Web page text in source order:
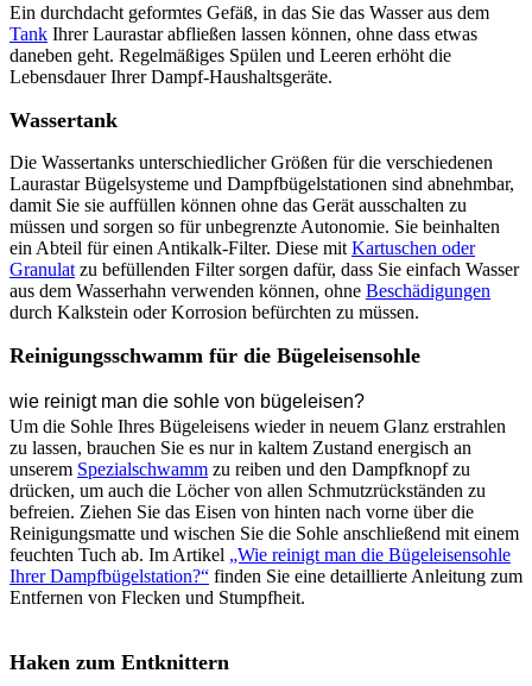
Ein durchdacht geformtes Gefäß, in das Sie das Wasser aus dem
Tank Ihrer Laurastar abfließen lassen können, ohne dass etwas
daneben geht. Regelmäßiges Spülen und Leeren erhöht die
Lebensdauer Ihrer Dampf-Haushaltsgeräte.
Wassertank
Die Wassertanks unterschiedlicher Größen für die verschiedenen
Laurastar Bügelsysteme und Dampfbügelstationen sind abnehmbar,
damit Sie sie auffüllen können ohne das Gerät ausschalten zu
müssen und sorgen so für unbegrenzte Autonomie. Sie beinhalten
ein Abteil für einen Antikalk-Filter. Diese mit Kartuschen oder
Granulat zu befüllenden Filter sorgen dafür, dass Sie einfach Wasser
aus dem Wasserhahn verwenden können, ohne Beschädigungen
durch Kalkstein oder Korrosion befürchten zu müssen.
Reinigungsschwamm für die Bügeleisensohle
wie reinigt man die sohle von bügeleisen?
Um die Sohle Ihres Bügeleisens wieder in neuem Glanz erstrahlen
zu lassen, brauchen Sie es nur in kaltem Zustand energisch an
unserem Spezialschwamm zu reiben und den Dampfknopf zu
drücken, um auch die Löcher von allen Schmutzrückständen zu
befreien. Ziehen Sie das Eisen von hinten nach vorne über die
Reinigungsmatte und wischen Sie die Sohle anschließend mit einem
feuchten Tuch ab. Im Artikel „Wie reinigt man die Bügeleisensohle
Ihrer Dampfbügelstation?“ finden Sie eine detaillierte Anleitung zum
Entfernen von Flecken und Stumpfheit.
Haken zum Entknittern